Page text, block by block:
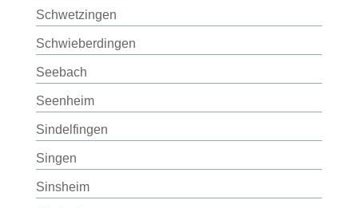
Schwetzingen
Schwieberdingen
Seebach
Seenheim
Sindelfingen
Singen
Sinsheim